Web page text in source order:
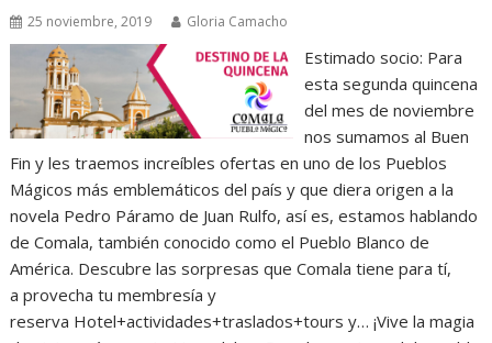
25 noviembre, 2019 Gloria Camacho
Estimado socio: Para
esta segunda quincena
del mes de noviembre
nos sumamos al Buen
Fin y les traemos increíbles ofertas en uno de los Pueblos
Mágicos más emblemáticos del país y que diera origen a la
novela Pedro Páramo de Juan Rulfo, así es, estamos hablando
de Comala, también conocido como el Pueblo Blanco de
América. Descubre las sorpresas que Comala tiene para tí,
a provecha tu membresía y
reserva Hotel+actividades+traslados+tours y… ¡Vive la magia